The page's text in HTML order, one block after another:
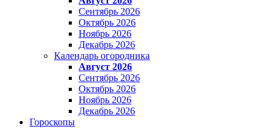
Сентябрь 2026
Октябрь 2026
Ноябрь 2026
Декабрь 2026
Календарь огородника
Август 2026
Сентябрь 2026
Октябрь 2026
Ноябрь 2026
Декабрь 2026
Гороскопы